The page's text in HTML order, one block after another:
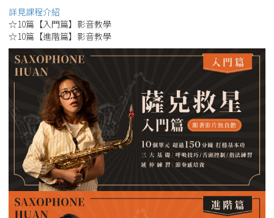
詳見課程介紹
☆10篇【入門篇】影音教學
☆10篇【進階篇】影音教學